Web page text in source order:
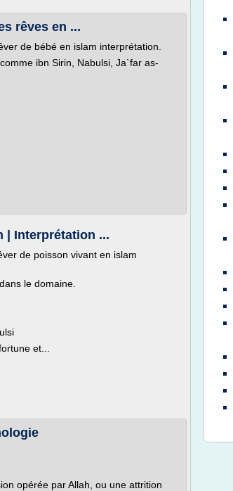
rêves en ...
de bébé en islam interprétation.
ibn Sirin, Nabulsi, Ja`far as-
| Interprétation ...
de poisson vivant en islam
le domaine.
et...
opérée par Allah, ou une attrition